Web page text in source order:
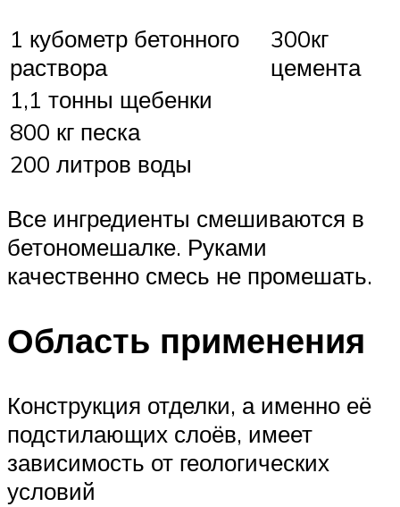
1 кубометр бетонного
раствора
300кг
цемента
1,1 тонны щебенки
800 кг песка
200 литров воды
Все ингредиенты смешиваются в
бетономешалке. Руками
качественно смесь не промешать.
Область применения
Конструкция отделки, а именно её
подстилающих слоёв, имеет
зависимость от геологических
условий